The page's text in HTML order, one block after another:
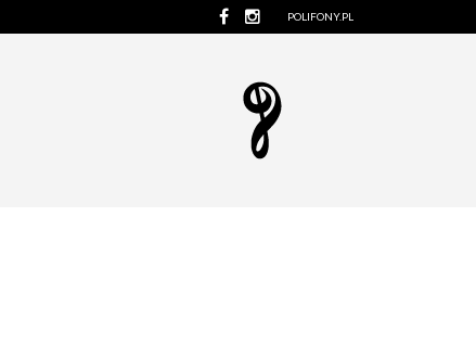
POLIFONY.PL